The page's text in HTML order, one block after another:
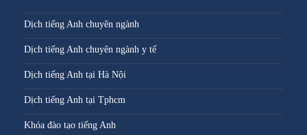
Dịch tiếng Anh chuyên ngành
Dịch tiếng Anh chuyên ngành y tế
Dịch tiếng Anh tại Hà Nội
Dịch tiếng Anh tại Tphcm
Khóa đào tạo tiếng Anh